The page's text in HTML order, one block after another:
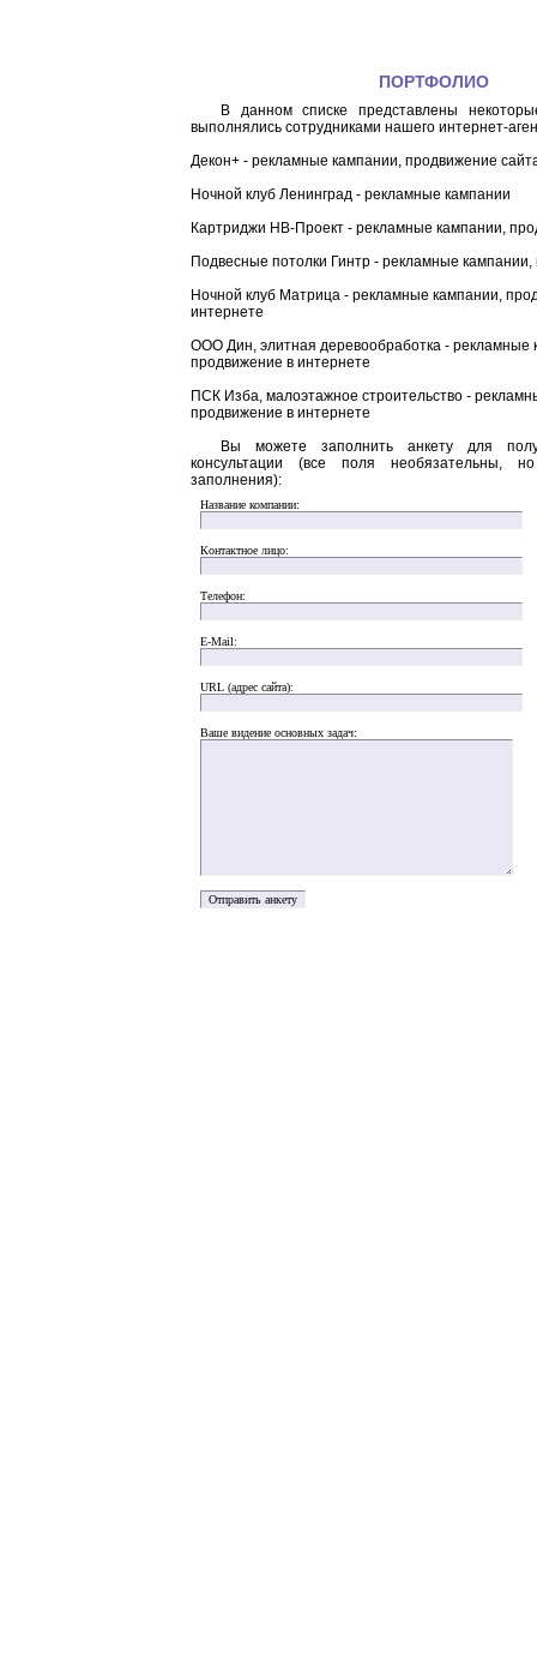
ПОРТФОЛИО
В данном списке представлены
выполнялись сотрудниками нашего интернет-
Декон+ - рекламные кампании, продвижение
Ночной клуб Ленинград - рекламные кампании
Картриджи НВ-Проект - рекламные кампании,
Подвесные потолки Гинтр - рекламные
Ночной клуб Матрица - рекламные кампании,
интернете
ООО Дин, элитная деревообработка - рекламные
продвижение в интернете
ПСК Изба, малоэтажное строительство -
продвижение в интернете
Вы можете заполнить анкету для
консультации (все поля необязательны,
заполнения):
Название компании:
Контактное лицо:
Телефон:
E-Mail:
URL (адрес сайта):
Ваше видение основных задач: